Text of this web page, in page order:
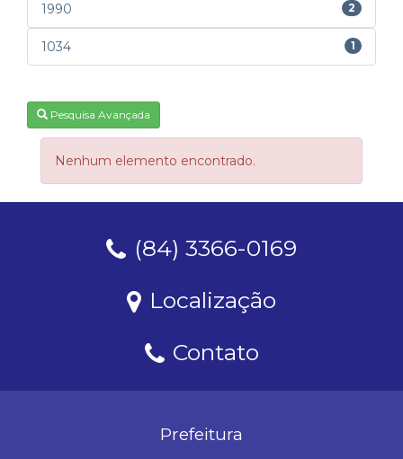
1990 2
1034 1
Pesquisa Avançada
Nenhum elemento encontrado.
(84) 3366-0169
Localização
Contato
Prefeitura